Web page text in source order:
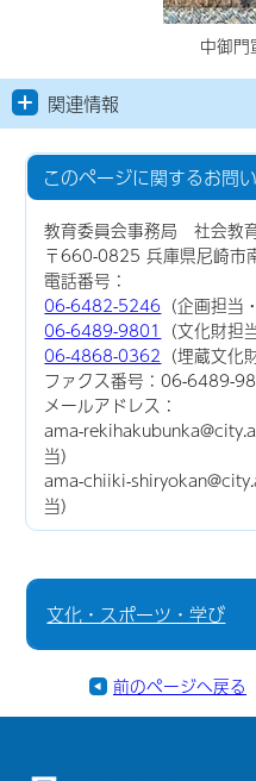
中御門
関連情報
このページに関するお問
教育委員会事務局 社会教
〒660-0825 兵庫県尼崎市
電話番号：
06-6482-5246 （企画担当
06-6489-9801
（文化財担
06-4868-0362 （埋蔵文化
ファクス番号：06-6489-
メールアドレス：
ama-
当）
ama-chiiki-
当）
文化・スポーツ・学び
前のページへ戻る